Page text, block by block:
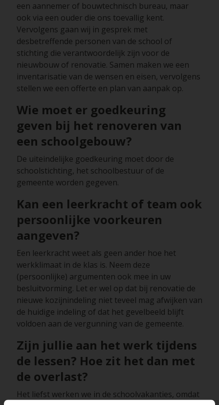
een aannemer of bouwtechnisch bureau, maar
ook via een ouder die ons toevallig kent.
Vervolgens gaan wij in gesprek met
desbetreffende personen van de school of
stichting die verantwoordelijk zijn voor de
nieuwbouw of renovatie. Samen maken we een
inventarisatie van de wensen en eisen, vervolgens
stellen we een offerte en plan van aanpak op.
Wie moet er goedkeuring
geven bij het renoveren van
een schoolgebouw?
De uiteindelijke goedkeuring moet door de
schoolstichting, het schoolbestuur of de
gemeente worden gegeven.
Kan een leerkracht of team ook
persoonlijke voorkeuren
aangeven?
Een leerkracht weet als geen ander hoe het
werkklimaat in de klas is. Neem deze
(persoonlijke) argumenten ook mee in uw
besluitvorming. Let er wel op dat bij renovatie de
nieuwe kozijnindeling niet teveel mag afwijken van
de huidige indeling of dat het gevelbeeld blijft
voldoen aan de vergunning van de gemeente.
Zijn jullie aan het werk tijdens
de lessen? Hoe zit het dan met
de overlast?
Het liefst werken we in de schoolvakanties, omdat